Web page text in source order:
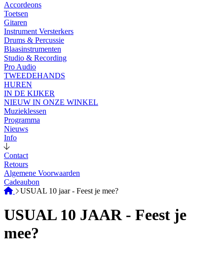
Accordeons
Toetsen
Gitaren
Instrument Versterkers
Drums & Percussie
Blaasinstrumenten
Studio & Recording
Pro Audio
TWEEDEHANDS
HUREN
IN DE KIJKER
NIEUW IN ONZE WINKEL
Muzieklessen
Programma
Nieuws
Info
Contact
Retours
Algemene Voorwaarden
Cadeaubon
USUAL 10 jaar - Feest je mee?
USUAL 10 JAAR - Feest je
mee?